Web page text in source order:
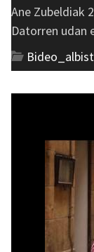
Ane Zubeldiak
Datorren udan